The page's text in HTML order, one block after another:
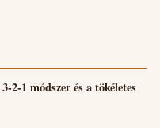
2-1 módszer és a tökéletes